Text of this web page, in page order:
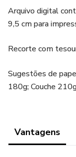
Arquivo digital
9,5 cm para
Recorte com
Sugestões de
180g; Couche
Vantagens